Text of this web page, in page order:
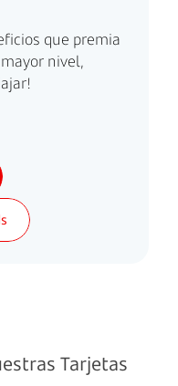
que premia
nivel,
Tarjetas